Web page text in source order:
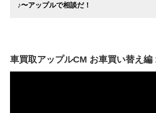
♪〜アップルで相談だ！
車買取アップルCM お車買い替え編